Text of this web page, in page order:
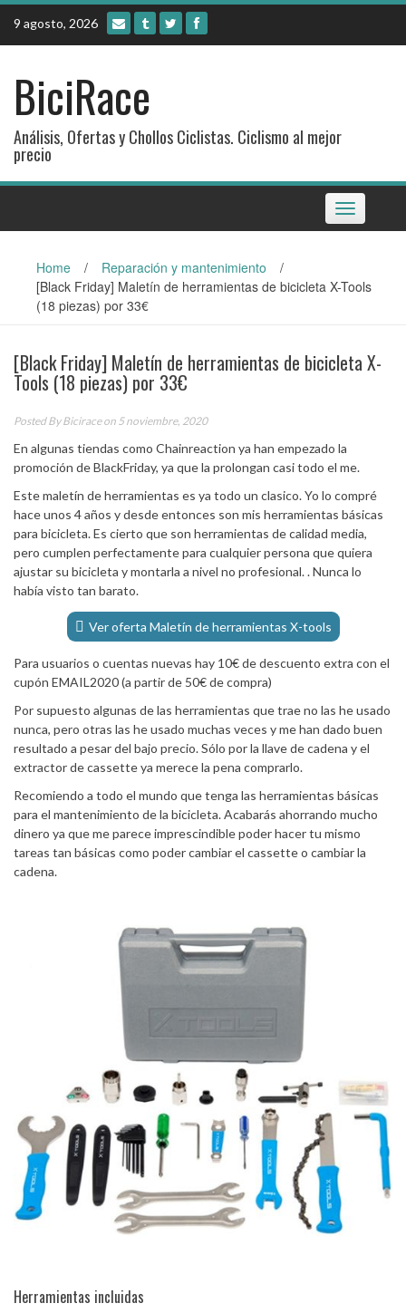
Skip
content
9 agosto, 2026
BiciRace
Análisis, Ofertas y Chollos Ciclistas. Ciclismo al mejor
precio
Toggle
navigation
Home / Reparación y mantenimiento
/
[Black Friday] Maletín de herramientas de bicicleta X-Tools
(18 piezas) por 33€
[Black Friday] Maletín de herramientas de bicicleta X-
Tools (18 piezas) por 33€
Posted ByBiciraceon 5 noviembre, 2020
En algunas tiendas como Chainreaction ya han empezado la
promoción de BlackFriday, ya que la prolongan casi todo el me.
Este maletín de herramientas es ya todo un clasico. Yo lo compré
hace unos 4 años y desde entonces son mis herramientas básicas
para bicicleta. Es cierto que son herramientas de calidad media,
pero cumplen perfectamente para cualquier persona que quiera
ajustar su bicicleta y montarla a nivel no profesional. . Nunca lo
había visto tan barato.
Ver oferta Maletín de herramientas X-tools
Para usuarios o cuentas nuevas hay 10€ de descuento extra con el
cupón EMAIL2020 (a partir de 50€ de compra)
Por supuesto algunas de las herramientas que trae no las he usado
nunca, pero otras las he usado muchas veces y me han dado buen
resultado a pesar del bajo precio. Sólo por la llave de cadena y el
extractor de cassette ya merece la pena comprarlo.
Recomiendo a todo el mundo que tenga las herramientas básicas
para el mantenimiento de la bicicleta. Acabarás ahorrando mucho
dinero ya que me parece imprescindible poder hacer tu mismo
tareas tan básicas como poder cambiar el cassette o cambiar la
cadena.
Herramientas incluidas